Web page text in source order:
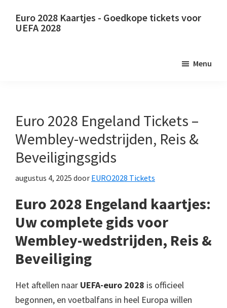
naar
naarEuro 2028 Kaartjes - Goedkope tickets voor
UEFA 2028
UEFA
Europees
voetbalkampioenschap
tickets,
Manchester,
Stam,
Villapark
Menu
Euro 2028 Engeland Tickets –
Wembley-wedstrijden, Reis &
Beveiligingsgids
augustus 4, 2025 door EURO2028 Tickets
Euro 2028 Engeland kaartjes:
Uw complete gids voor
Wembley-wedstrijden, Reis &
Beveiliging
Het aftellen naar UEFA-euro 2028 is officieel
begonnen, en voetbalfans in heel Europa willen